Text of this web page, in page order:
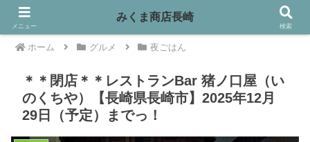
ホーム グルメ 夜ごはん
＊＊閉店＊＊レストランBar 猪ノ口屋（い
のくちや）【長崎県長崎市】2025年12月
29日（予定）までっ！
メニュー
みくま商店長崎
検索